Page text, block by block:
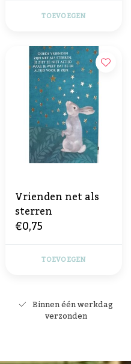
TOEVOEGEN
Vrienden net als
sterren
€0,75
TOEVOEGEN
Binnen één werkdag
verzonden